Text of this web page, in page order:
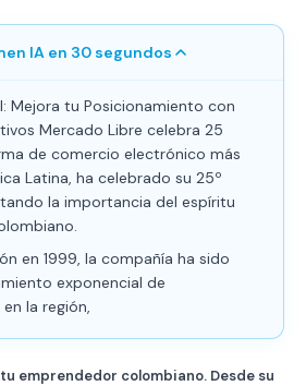
IA en 30 segundos
Mejora tu Posicionamiento con
Mercado Libre celebra 25
de comercio electrónico más
Latina, ha celebrado su 25º
la importancia del espíritu
en 1999, la compañía ha sido
exponencial de
la región,
emprendedor colombiano. Desde su